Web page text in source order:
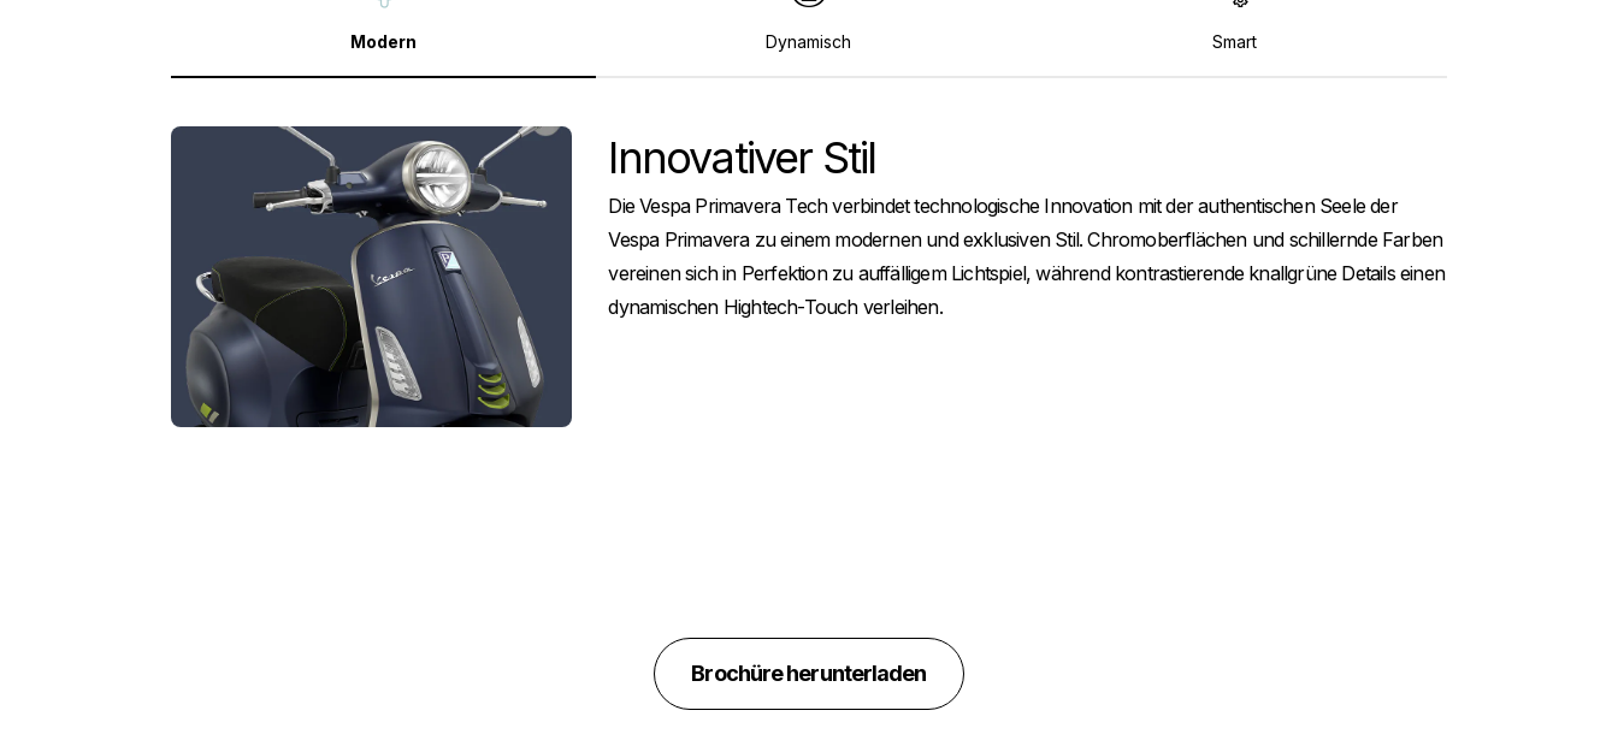
Modern Dynamisch Smart
Innovativer Stil
Die Vespa Primavera Tech verbindet technologische Innovation mit der authentischen Seele der
Vespa Primavera zu einem modernen und exklusiven Stil. Chromoberflächen und schillernde Farben
vereinen sich in Perfektion zu auffälligem Lichtspiel, während kontrastierende knallgrüne Details einen
dynamischen Hightech-Touch verleihen.
Brochüre herunterladen